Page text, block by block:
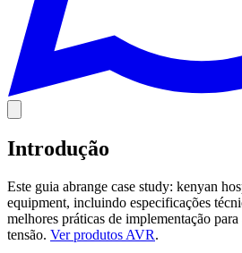
Introdução
Este guia abrange case study: kenyan
equipment, incluindo especificações
melhores práticas de implementação
tensão. Ver produtos AVR.